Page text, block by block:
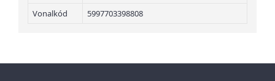
Vonalkód
5997703398808